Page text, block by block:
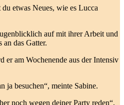
etwas Neues, wie es Lucca
auf mit ihrer Arbeit und
das Gatter.
er am Wochenende aus der Intensiv
ja besuchen“, meinte Sabine.
noch wegen deiner Party reden“,